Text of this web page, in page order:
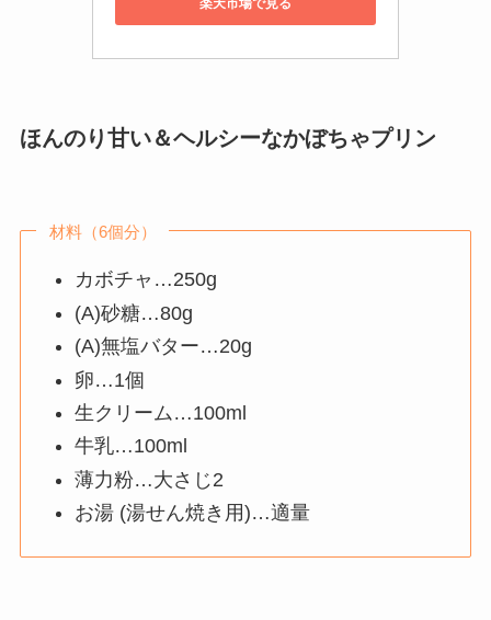
ほんのり甘い＆ヘルシーなかぼちゃプリン
材料（6個分）
カボチャ…250g
(A)砂糖…80g
(A)無塩バター…20g
卵…1個
生クリーム…100ml
牛乳…100ml
薄力粉…大さじ2
お湯 (湯せん焼き用)…適量